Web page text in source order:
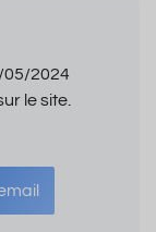
05/2024
le site.